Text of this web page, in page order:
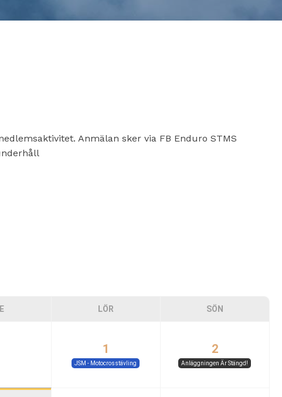
Anmälan sker via FB Enduro STMS
LÖR SÖN
1
JSM - Motocrosstävling
2
Anläggningen Är Stängd!